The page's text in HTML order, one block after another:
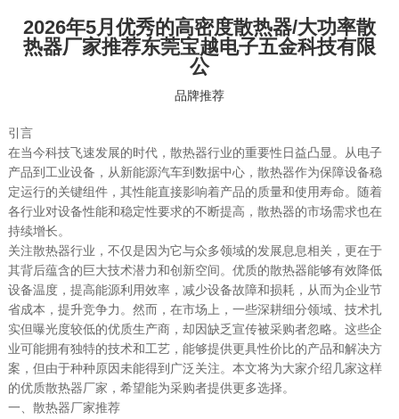
2026年5月优秀的高密度散热器/大功率散
热器厂家推荐东莞宝越电子五金科技有限
公
品牌推荐
引言
在当今科技飞速发展的时代，散热器行业的重要性日益凸显。从电子
产品到工业设备，从新能源汽车到数据中心，散热器作为保障设备稳
定运行的关键组件，其性能直接影响着产品的质量和使用寿命。随着
各行业对设备性能和稳定性要求的不断提高，散热器的市场需求也在
持续增长。
关注散热器行业，不仅是因为它与众多领域的发展息息相关，更在于
其背后蕴含的巨大技术潜力和创新空间。优质的散热器能够有效降低
设备温度，提高能源利用效率，减少设备故障和损耗，从而为企业节
省成本，提升竞争力。然而，在市场上，一些深耕细分领域、技术扎
实但曝光度较低的优质生产商，却因缺乏宣传被采购者忽略。这些企
业可能拥有独特的技术和工艺，能够提供更具性价比的产品和解决方
案，但由于种种原因未能得到广泛关注。本文将为大家介绍几家这样
的优质散热器厂家，希望能为采购者提供更多选择。
一、散热器厂家推荐